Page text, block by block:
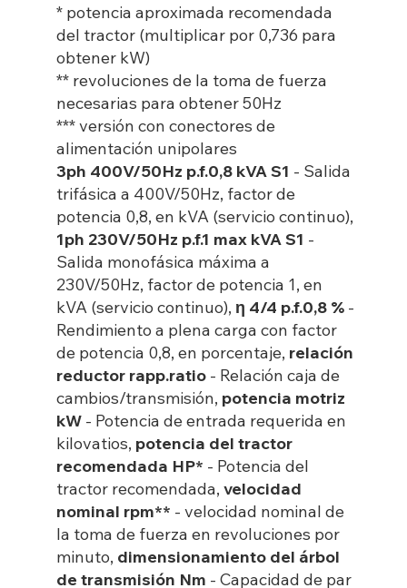
* potencia aproximada recomendada
del tractor (multiplicar por 0,736 para
obtener kW)
** revoluciones de la toma de fuerza
necesarias para obtener 50Hz
*** versión con conectores de
alimentación unipolares
3ph 400V/50Hz p.f.0,8 kVA S1 - Salida
trifásica a 400V/50Hz, factor de
potencia 0,8, en kVA (servicio continuo),
1ph 230V/50Hz p.f.1 max kVA S1 -
Salida monofásica máxima a
230V/50Hz, factor de potencia 1, en
kVA (servicio continuo), η 4/4 p.f.0,8 %-
Rendimiento a plena carga con factor
de potencia 0,8, en porcentaje, relación
reductor rapp.ratio- Relación caja de
cambios/transmisión, potencia motriz
kW- Potencia de entrada requerida en
kilovatios, potencia del tractor
recomendada HP* - Potencia del
tractor recomendada, velocidad
nominal rpm** - velocidad nominal de
la toma de fuerza en revoluciones por
minuto, dimensionamiento del árbol
de transmisión Nm - Capacidad de par